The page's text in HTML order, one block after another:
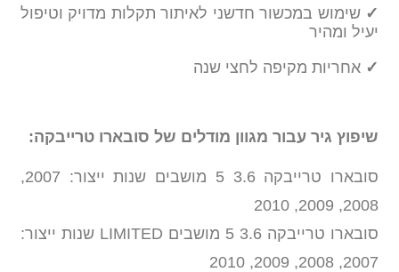
✓ שימוש במכשור חדשני לאיתור תקלות מדויק וטיפול
יעיל ומהיר
✓ אחריות מקיפה לחצי שנה
שיפוץ גיר עבור מגוון מודלים של סובארו טרייבקה:
סובארו טרייבקה 3.6 5 מושבים שנות ייצור: 2007,
2008, 2009, 2010
סובארו טרייבקה 3.6 5 מושבים LIMITED שנות ייצור:
2007, 2008, 2009, 2010